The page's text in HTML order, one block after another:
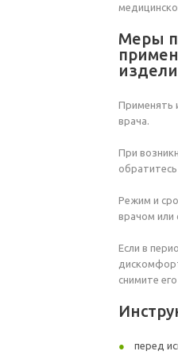
Меры
Применять
врача.
При
Режим и
врачом или
Если в
снимите
перед